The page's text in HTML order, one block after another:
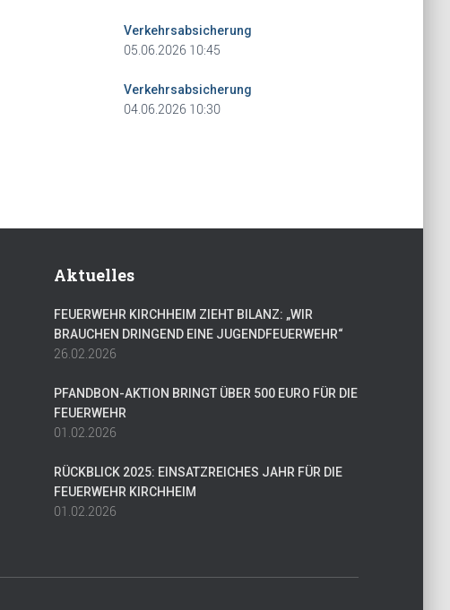
Verkehrsabsicherung
05.06.2026 10:45
Verkehrsabsicherung
04.06.2026 10:30
Aktuelles
FEUERWEHR KIRCHHEIM ZIEHT BILANZ: „WIR
BRAUCHEN DRINGEND EINE JUGENDFEUERWEHR“
26.02.2026
PFANDBON-AKTION BRINGT ÜBER 500 EURO FÜR DIE
FEUERWEHR
01.02.2026
RÜCKBLICK 2025: EINSATZREICHES JAHR FÜR DIE
FEUERWEHR KIRCHHEIM
01.02.2026